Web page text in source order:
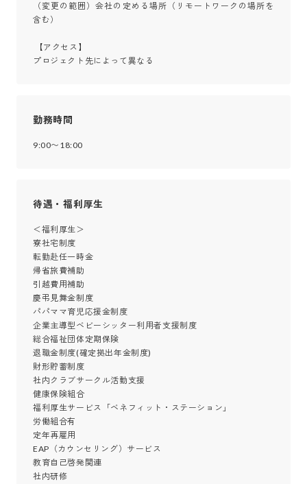
（変更の範囲）会社の定める場所（リモートワークの場所を
含む）
プロジェクト先によって異なる
勤務時間
9:00〜18:00
待遇・福利厚生
＜福利厚生＞
寮社宅制度
転勤赴任一時金
帰省旅費補助
引越費用補助
慶弔見舞金制度
パパママ育児応援金制度
企業主導型ベビーシッター利用者支援制度
総合福祉団体定期保険
退職金制度(確定拠出年金制度)
財形貯蓄制度
社内クラブサークル活動支援
健康保険組合
福利厚生サービス「ベネフィット・ステーション」
労働組合有
定年再雇用
EAP（カウンセリング）サービス
教育自己啓発関連
社内研修